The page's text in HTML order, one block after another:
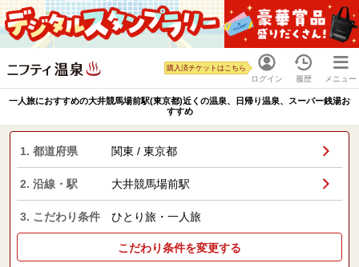
ログイン
購入済チケットはこちら
履歴 メニュー
一人旅におすすめの大井競馬場前駅(東京都)近くの温泉、日帰り温泉、スーパー銭湯お
すすめ
1. 都道府県 関東 / 東京都
2. 沿線・駅 大井競馬場前駅
3. こだわり条件 ひとり旅・一人旅
こだわり条件を変更する